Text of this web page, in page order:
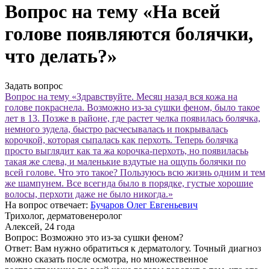
Вопрос на тему «На всей
голове появляются болячки,
что делать?»
Задать вопрос
Вопрос на тему «Здравствуйте. Месяц назад вся кожа на
голове покраснела. Возможно из-за сушки феном, было такое
лет в 13. Позже в районе, где растет челка появилась болячка,
немного зудела, быстро расчесывалась и покрывалась
корочкой, которая сыпалась как перхоть. Теперь болячка
просто выглядит как та жа корочка-перхоть, но появиласьь
такая же слева, и маленькие вздутые на ощупь болячки по
всей голове. Что это такое? Пользуюсь всю жизнь одним и тем
же шампунем. Все всегнда было в порядке, густые хорошие
волосы, перхоти даже не было никогда.»
На вопрос отвечает: Бучаров Олег Евгеньевич
Трихолог, дерматовенеролог
Алексей, 24 года
Вопрос: Возможно это из-за сушки феном?
Ответ: Вам нужно обратиться к дерматологу. Точный диагноз
можно сказать после осмотра, но множественное